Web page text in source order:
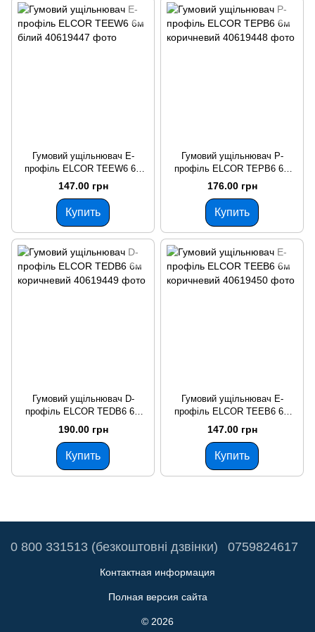
Гумовий ущільнювач Е-
профіль ELCOR TEEW6 6м
білий
147.00 грн
Купить
Гумовий ущільнювач P-
профіль ELCOR TEPB6 6м
коричневий
176.00 грн
Купить
Гумовий ущільнювач D-
профіль ELCOR TEDB6 6м
коричневий
190.00 грн
Купить
Гумовий ущільнювач Е-
профіль ELCOR TEEB6 6м
коричневий
147.00 грн
Купить
0 800 331513 (безкоштовні дзвінки) 0759824617
Контактная информация
Полная версия сайта
© 2026